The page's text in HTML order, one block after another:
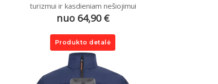
turizmui ir kasdieniam nešiojimui
nuo 64,90 €
Produkto detalė